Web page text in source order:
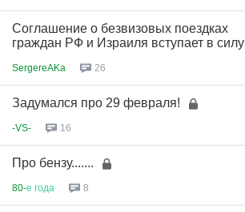
Соглашение о безвизовых поездках
граждан РФ и Израиля вступает в силу
SergereAKa 26
Задумался про 29 февраля!
-VS- 16
Про бензу.......
80-е года 8